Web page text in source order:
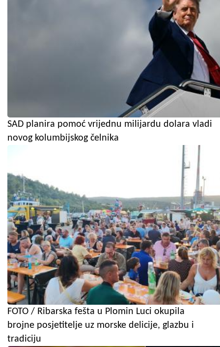
SAD planira pomoć vrijednu milijardu dolara vladi
novog kolumbijskog čelnika
FOTO / Ribarska fešta u Plomin Luci okupila
brojne posjetitelje uz morske delicije, glazbu i
tradiciju